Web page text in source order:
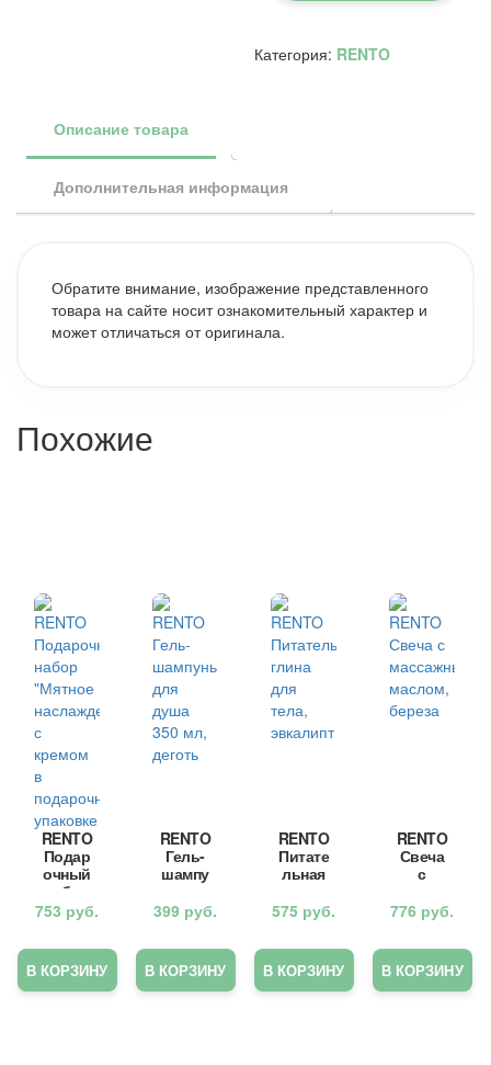
полярные
Категория: RENTO
Описание товара
Дополнительная информация
Обратите внимание, изображение представленного
товара на сайте носит ознакомительный характер и
может отличаться от оригинала.
Похожие
RENTO
Подар
очный
набор
“Мятно
е
дение”
с
кремом
753 руб.
В КОРЗИНУ
RENTO
Гель-
шампу
нь для
душа
350 мл,
399 руб.
В КОРЗИНУ
RENTO
Питате
льная
для
тела,
пт
575 руб.
В КОРЗИНУ
RENTO
Свеча
с
ным
масло
береза
776 руб.
В КОРЗИНУ